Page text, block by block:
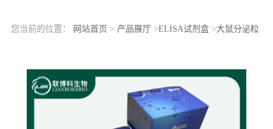
您当前的位置： 网站首页 > 产品展厅 >ELISA试剂盒>大鼠分泌粒